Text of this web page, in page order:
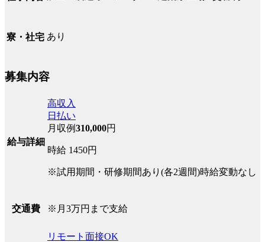
寮・社宅 あり
募集内容
給与詳細
高収入
日払い
月収例310,000円
時給 1450円
※試用期間・研修期間あり(各2週間)時給変動なし
交通費 ※月3万円まで支給
リモート面接OK